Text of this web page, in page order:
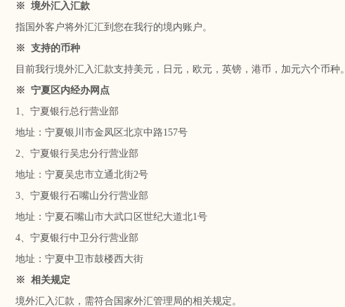
※ 境外汇入汇款
指国外客户将外汇汇到您在我行的境内账户。
※ 支持的币种
目前我行境外汇入汇款支持美元，日元，欧元，英镑，港币，加元六个币种
※ 宁夏区内经办网点
1、宁夏银行总行营业部
地址：宁夏银川市金凤区北京中路157号
2、宁夏银行吴忠分行营业部
地址：宁夏吴忠市立通北街2号
3、宁夏银行石嘴山分行营业部
地址：宁夏石嘴山市大武口区世纪大道北1号
4、宁夏银行中卫分行营业部
地址：宁夏中卫市鼓楼西大街
※ 相关规定
境外汇入汇款，需符合国家外汇管理局的相关规定。